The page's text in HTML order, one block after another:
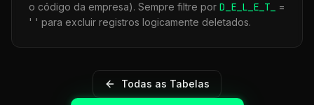
o código da empresa). Sempre filtre por D_E_L_E_T_
=
' ' para excluir registros logicamente deletados.
Todas as Tabelas